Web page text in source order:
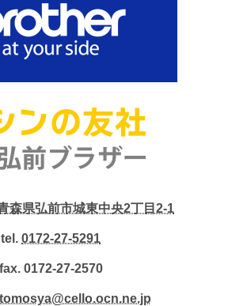
森県弘前市城東中央2丁目2-1
tel. 0172-27-5291
fax. 0172-27-2570